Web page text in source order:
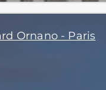
Ornano - Paris